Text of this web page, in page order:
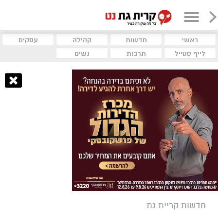
ראשי חדשות קהילה
עסקים
לייף סטייל
תרבות נשים
חדשות קריית גת